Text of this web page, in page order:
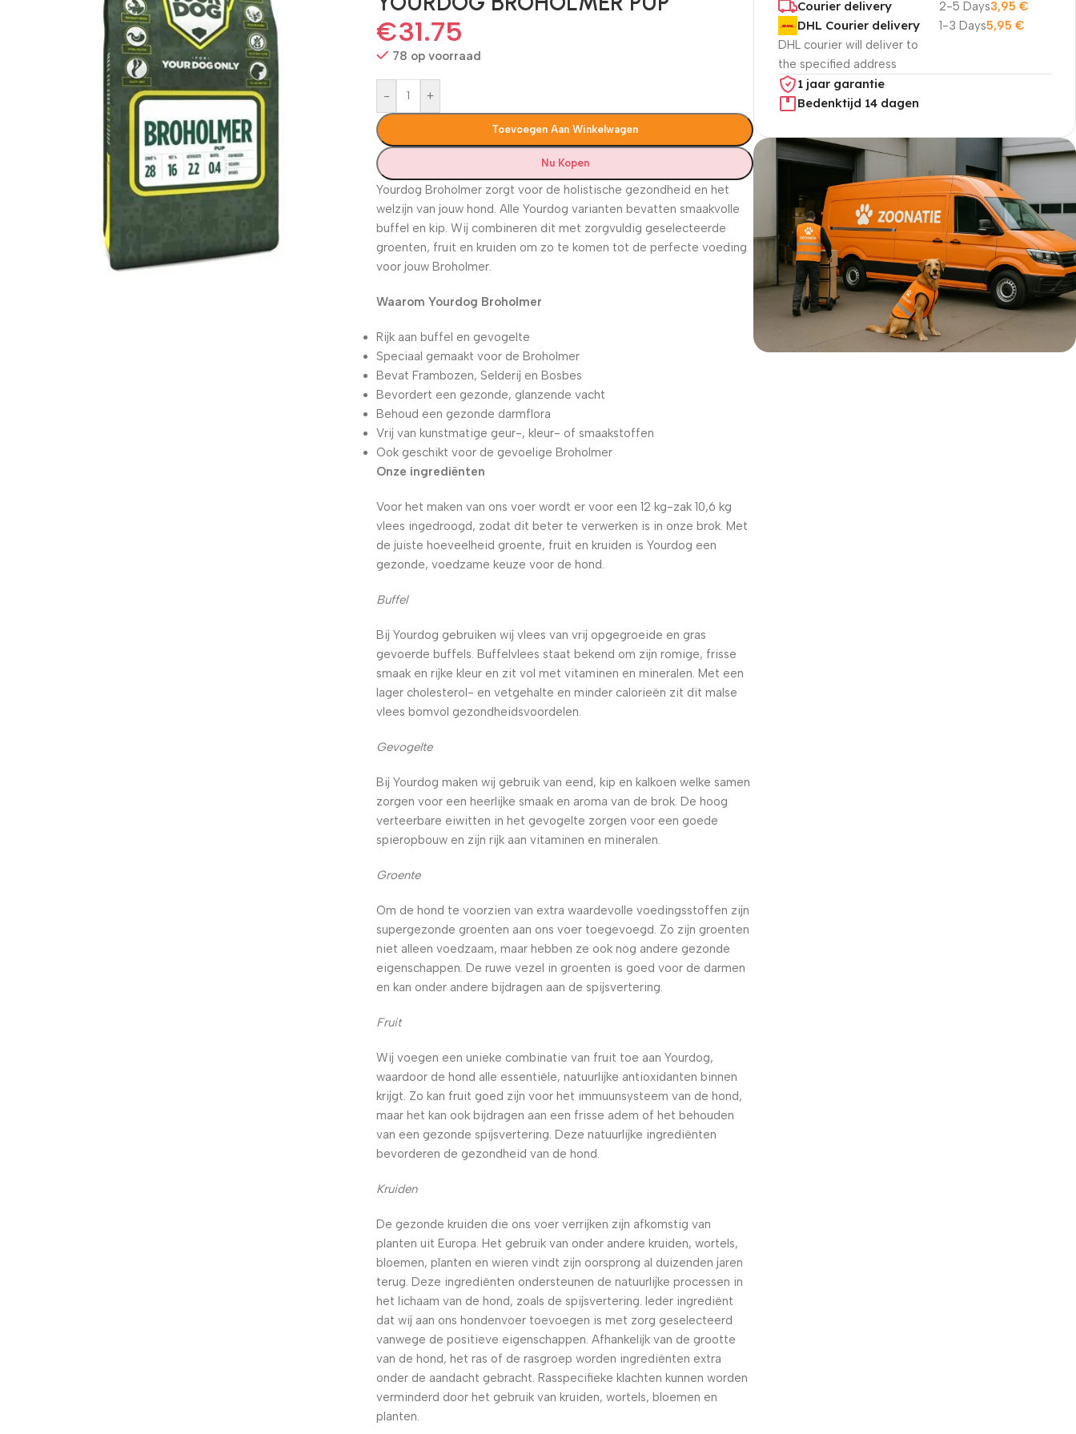
€31.75
78 op voorraad
- +
Toevoegen Aan Winkelwagen
Nu Kopen
Yourdog Broholmer zorgt voor de holistische gezondheid en het
welzijn van jouw hond. Alle Yourdog varianten bevatten smaakvolle
buffel en kip. Wij combineren dit met zorgvuldig geselecteerde
groenten, fruit en kruiden om zo te komen tot de perfecte voeding
voor jouw Broholmer.
Waarom Yourdog Broholmer
Rijk aan buffel en gevogelte
Speciaal gemaakt voor de Broholmer
Bevat Frambozen, Selderij en Bosbes
Bevordert een gezonde, glanzende vacht
Behoud een gezonde darmflora
Vrij van kunstmatige geur-, kleur- of smaakstoffen
Ook geschikt voor de gevoelige Broholmer
Onze ingrediënten
Voor het maken van ons voer wordt er voor een 12 kg-zak 10,6 kg
vlees ingedroogd, zodat dit beter te verwerken is in onze brok. Met
de juiste hoeveelheid groente, fruit en kruiden is Yourdog een
gezonde, voedzame keuze voor de hond.
Buffel
Bij Yourdog gebruiken wij vlees van vrij opgegroeide en gras
gevoerde buffels. Buffelvlees staat bekend om zijn romige, frisse
smaak en rijke kleur en zit vol met vitaminen en mineralen. Met een
lager cholesterol- en vetgehalte en minder calorieën zit dit malse
vlees bomvol gezondheidsvoordelen.
Gevogelte
Bij Yourdog maken wij gebruik van eend, kip en kalkoen welke samen
zorgen voor een heerlijke smaak en aroma van de brok. De hoog
verteerbare eiwitten in het gevogelte zorgen voor een goede
spieropbouw en zijn rijk aan vitaminen en mineralen.
Groente
Om de hond te voorzien van extra waardevolle voedingsstoffen zijn
supergezonde groenten aan ons voer toegevoegd. Zo zijn groenten
niet alleen voedzaam, maar hebben ze ook nog andere gezonde
eigenschappen. De ruwe vezel in groenten is goed voor de darmen
en kan onder andere bijdragen aan de spijsvertering.
Fruit
Wij voegen een unieke combinatie van fruit toe aan Yourdog,
waardoor de hond alle essentiële, natuurlijke antioxidanten binnen
krijgt. Zo kan fruit goed zijn voor het immuunsysteem van de hond,
maar het kan ook bijdragen aan een frisse adem of het behouden
van een gezonde spijsvertering. Deze natuurlijke ingrediënten
bevorderen de gezondheid van de hond.
Kruiden
De gezonde kruiden die ons voer verrijken zijn afkomstig van
planten uit Europa. Het gebruik van onder andere kruiden, wortels,
bloemen, planten en wieren vindt zijn oorsprong al duizenden jaren
terug. Deze ingrediënten ondersteunen de natuurlijke processen in
het lichaam van de hond, zoals de spijsvertering. Ieder ingrediënt
dat wij aan ons hondenvoer toevoegen is met zorg geselecteerd
vanwege de positieve eigenschappen. Afhankelijk van de grootte
van de hond, het ras of de rasgroep worden ingrediënten extra
onder de aandacht gebracht. Rasspecifieke klachten kunnen worden
verminderd door het gebruik van kruiden, wortels, bloemen en
planten.
Courier delivery
2-5 Days3,95€
DHL Courier delivery
DHL courier will deliver to
the specified address
1-3 Days5,95€
1 jaar garantie
Bedenktijd 14 dagen